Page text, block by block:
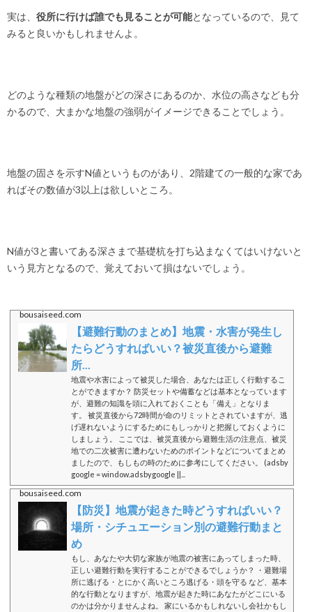
実は、 役所に行けば誰でも見ることが可能となっているので、見て
みると良いかもしれませんよ。
どのような種類の地盤がどの深さにあるのか、水位の高さなども分
かるので、大まかな地盤の強弱がイメージできることでしょう。
地盤の固さを示すN値というものがあり、2階建ての一般的な家であ
ればその数値が3以上は欲しいところ。
N値が3と書いてある深さまで基礎杭を打ち込まなくてはいけないと
いう見方となるので、覚えておいて損はないでしょう。
bousaiseed.com
【避難行動のまとめ】地震・水害が発生し
たらどうすればいい？被災直後から避難
所...
地震や水害によって被災した場合、あなたは正しく行動するこ
とができますか？ 防災セットや備蓄などは基本となっています
が、避難の知識を頭に入れておくことも「備え」となりま
す。 被災直後から72時間が命のリミットとされていますが、逃
げ遅れないようにするためにもしっかりと把握しておくように
しましょう。 ここでは、被災直後から避難生活の注意点、被災
地での二次被害に遭わないためのポイントなどについてまとめ
ましたので、もしもの時のために参考にしてください。 (adsby
google = window.adsbygoogle ||...
bousaiseed.com
【防災】地震が起きた時どうすればいい？
場所・シチュエーション別の避難行動まと
め
もし、あなたや大切な家族が地震の被害にあってしまった時、
正しい避難行動を実行することができるでしょうか？ ・避難場
所に逃げる・とにかく高いところ逃げる・頭を守る など、基本
的な行動となりますが、地震が起きた時にあなたがどこにいる
のかは分かりませんよね。 家にいるかもしれないし会社かもし